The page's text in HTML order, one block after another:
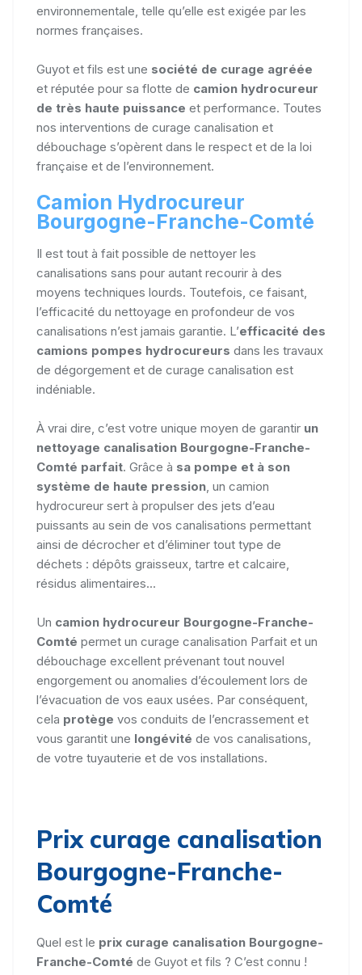
environnementale, telle qu’elle est exigée par les
normes françaises.
Guyot et fils est une société de curage agréée
et réputée pour sa flotte de camion hydrocureur
de très haute puissance et performance. Toutes
nos interventions de curage canalisation et
débouchage s’opèrent dans le respect et de la loi
française et de l’environnement.
Camion Hydrocureur
Bourgogne-Franche-Comté
Il est tout à fait possible de nettoyer les
canalisations sans pour autant recourir à des
moyens techniques lourds. Toutefois, ce faisant,
l’efficacité du nettoyage en profondeur de vos
canalisations n’est jamais garantie. L’efficacité des
camions pompes hydrocureurs dans les travaux
de dégorgement et de curage canalisation est
indéniable.
À vrai dire, c’est votre unique moyen de garantir un
nettoyage canalisation Bourgogne-Franche-
Comté parfait. Grâce à sa pompe et à son
système de haute pression, un camion
hydrocureur sert à propulser des jets d’eau
puissants au sein de vos canalisations permettant
ainsi de décrocher et d’éliminer tout type de
déchets : dépôts graisseux, tartre et calcaire,
résidus alimentaires...
Un camion hydrocureur Bourgogne-Franche-
Comté permet un curage canalisation Parfait et un
débouchage excellent prévenant tout nouvel
engorgement ou anomalies d’écoulement lors de
l’évacuation de vos eaux usées. Par conséquent,
cela protège vos conduits de l’encrassement et
vous garantit une longévité de vos canalisations,
de votre tuyauterie et de vos installations.
Prix curage canalisation
Bourgogne-Franche-
Comté
Quel est le prix curage canalisation Bourgogne-
Franche-Comté de Guyot et fils ? C’est connu !